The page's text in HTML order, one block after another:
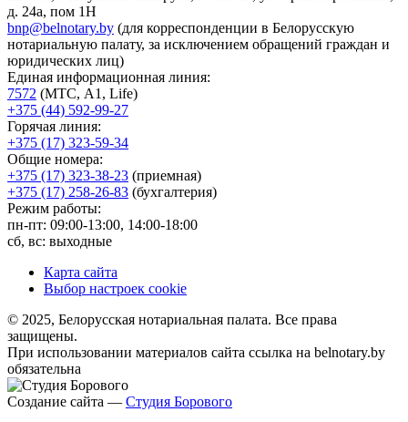
д. 24а, пом 1Н
bnp@belnotary.by (для корреспонденции в Белорусскую
нотариальную палату, за исключением обращений граждан и
юридических лиц)
Единая информационная линия:
7572 (МТС, A1, Life)
+375 (44) 592-99-27
Горячая линия:
+375 (17) 323-59-34
Общие номера:
+375 (17) 323-38-23 (приемная)
+375 (17) 258-26-83 (бухгалтерия)
Режим работы:
пн-пт: 09:00-13:00, 14:00-18:00
сб, вс: выходные
Карта сайта
Выбор настроек cookie
© 2025, Белорусская нотариальная палата. Все права
защищены.
При использовании материалов сайта ссылка на belnotary.by
обязательна
Создание сайта — Студия Борового